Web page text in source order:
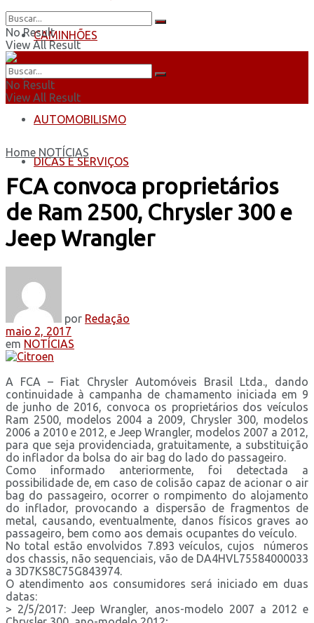
CAMINHÕES
ÔNIBUS
AUTOMOBILISMO
DICAS E SERVIÇOS
No Result
View All Result
No Result
View All Result
Home NOTÍCIAS
FCA convoca proprietários
de Ram 2500, Chrysler 300 e
Jeep Wrangler
por Redação
maio 2, 2017
em NOTÍCIAS
A FCA – Fiat Chrysler Automóveis Brasil Ltda., dando
continuidade à campanha de chamamento iniciada em 9
de junho de 2016, convoca os proprietários dos veículos
Ram 2500, modelos 2004 a 2009, Chrysler 300, modelos
2006 a 2010 e 2012, e Jeep Wrangler, modelos 2007 a 2012,
para que seja providenciada, gratuitamente, a substituição
do inflador da bolsa do air bag do lado do passageiro.
Como informado anteriormente, foi detectada a
possibilidade de, em caso de colisão capaz de acionar o air
bag do passageiro, ocorrer o rompimento do alojamento
do inflador, provocando a dispersão de fragmentos de
metal, causando, eventualmente, danos físicos graves ao
passageiro, bem como aos demais ocupantes do veículo.
No total estão envolvidos 7.893 veículos, cujos números
dos chassis, não sequenciais, vão de DA4HVL75584000033
a 3D7KS8C75G843974.
O atendimento aos consumidores será iniciado em duas
datas:
> 2/5/2017: Jeep Wrangler, anos-modelo 2007 a 2012 e